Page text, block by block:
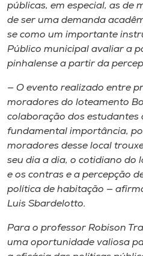
A+
A-
públicas, em especial, as de
de ser uma demanda
se como um importante
Público municipal avaliar a
pinhalense a partir da
— O evento realizado entre
moradores do loteamento
colaboração dos estudantes
fundamental importância,
moradores desse local
seu dia a dia, o cotidiano do
e os contras e a percepção
política de habitação —
Luis Sbardelotto.
Para o professor Robison
uma oportunidade valiosa